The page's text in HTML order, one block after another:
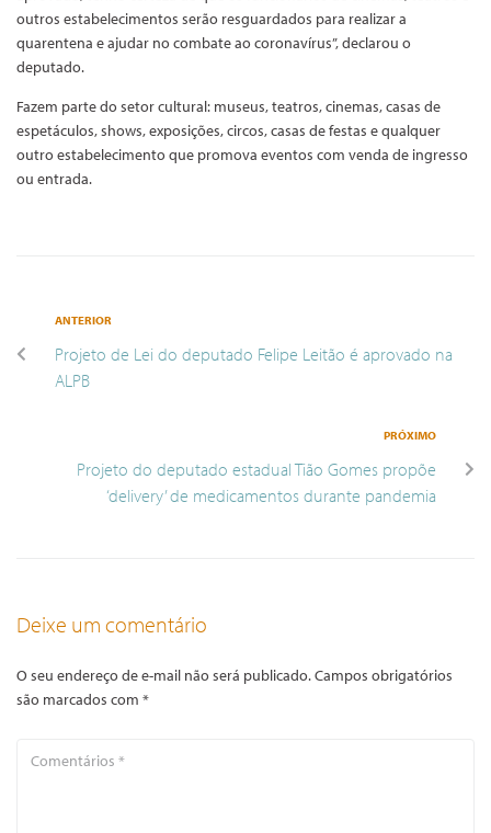
outros estabelecimentos serão resguardados para realizar a
quarentena e ajudar no combate ao coronavírus”, declarou o
deputado.
Fazem parte do setor cultural: museus, teatros, cinemas, casas de
espetáculos, shows, exposições, circos, casas de festas e qualquer
outro estabelecimento que promova eventos com venda de ingresso
ou entrada.
ANTERIOR
Projeto de Lei do deputado Felipe Leitão é aprovado na
ALPB
PRÓXIMO
Projeto do deputado estadual Tião Gomes propõe
‘delivery’ de medicamentos durante pandemia
Deixe um comentário
O seu endereço de e-mail não será publicado.Campos obrigatórios
são marcados com *